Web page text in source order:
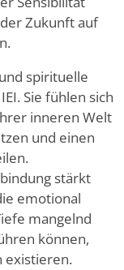
Zukunft auf
spirituelle
Sie fühlen sich
inneren Welt
und einen
stärkt
emotional
mangelnd
können,
existieren.